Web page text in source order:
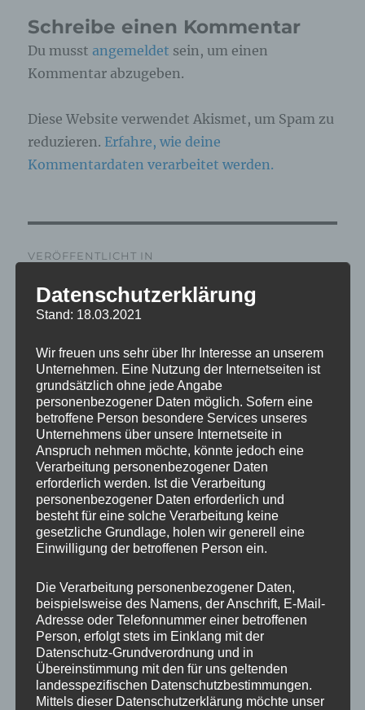
Schreibe einen Kommentar
Du musst angemeldet sein, um einen
Kommentar abzugeben.
Diese Website verwendet Akismet, um Spam zu
reduzieren. Erfahre, wie deine
Kommentardaten verarbeitet werden.
VERÖFFENTLICHT IN
IMG_6714_mL
MP Mario Porten
Beratung
Training
Coaching
Impulsvorträge
Datenschutzerklärung
Stand: 18.03.2021
Wir freuen uns sehr über Ihr Interesse an unserem
Unternehmen. Eine Nutzung der Internetseiten ist
grundsätzlich ohne jede Angabe
personenbezogener Daten möglich. Sofern eine
betroffene Person besondere Services unseres
Unternehmens über unsere Internetseite in
Anspruch nehmen möchte, könnte jedoch eine
Verarbeitung personenbezogener Daten
erforderlich werden. Ist die Verarbeitung
personenbezogener Daten erforderlich und
besteht für eine solche Verarbeitung keine
gesetzliche Grundlage, holen wir generell eine
Einwilligung der betroffenen Person ein.
Die Verarbeitung personenbezogener Daten,
beispielsweise des Namens, der Anschrift, E-Mail-
Adresse oder Telefonnummer einer betroffenen
Person, erfolgt stets im Einklang mit der
Datenschutz-Grundverordnung und in
Übereinstimmung mit den für uns geltenden
landesspezifischen Datenschutzbestimmungen.
Mittels dieser Datenschutzerklärung möchte unser